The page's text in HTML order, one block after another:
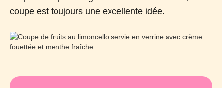
coupe est toujours une excellente idée.